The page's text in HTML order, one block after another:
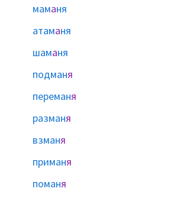
маманя
атаманя
шаманя
подманя
переманя
разманя
взманя
приманя
поманя